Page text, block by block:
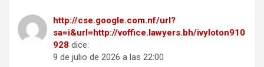
http://cse.google.com.nf/url?
sa=i&url=http://voffice.lawyers.bh/ivyloton910
928 dice:
9 de julio de 2026 a las 22:00